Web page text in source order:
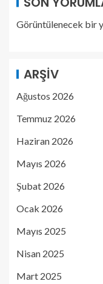
Görüntülenecek bir
ARŞIV
Ağustos 2026
Temmuz 2026
Haziran 2026
Mayıs 2026
Şubat 2026
Ocak 2026
Mayıs 2025
Nisan 2025
Mart 2025